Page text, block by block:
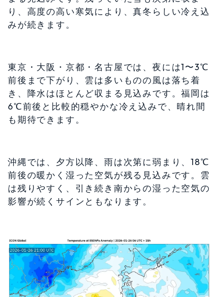
り、高度の高い寒気により、真冬らしい冷え込
みが続きます。
東京・大阪・京都・名古屋では、夜には1〜3℃
前後まで下がり、雲は多いものの風は落ち着
き、降水はほとんど収まる見込みです。福岡は
6℃前後と比較的穏やかな冷え込みで、晴れ間
も期待できます。
沖縄では、夕方以降、雨は次第に弱まり、18℃
前後の暖かく湿った空気が残る見込みです。雲
は残りやすく、引き続き南からの湿った空気の
影響が続くサインともなります。